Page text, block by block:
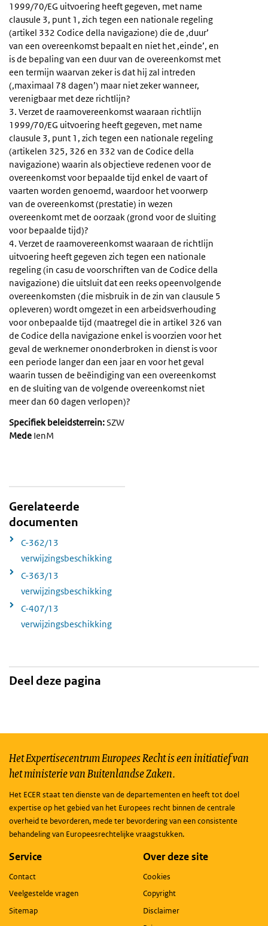
1999/70/EG uitvoering heeft gegeven, met name
clausule 3, punt 1, zich tegen een nationale regeling
(artikel 332 Codice della navigazione) die de ‚duur’
van een overeenkomst bepaalt en niet het ‚einde’, en
is de bepaling van een duur van de overeenkomst met
een termijn waarvan zeker is dat hij zal intreden
(‚maximaal 78 dagen’) maar niet zeker wanneer,
verenigbaar met deze richtlijn?
3. Verzet de raamovereenkomst waaraan richtlijn
1999/70/EG uitvoering heeft gegeven, met name
clausule 3, punt 1, zich tegen een nationale regeling
(artikelen 325, 326 en 332 van de Codice della
navigazione) waarin als objectieve redenen voor de
overeenkomst voor bepaalde tijd enkel de vaart of
vaarten worden genoemd, waardoor het voorwerp
van de overeenkomst (prestatie) in wezen
overeenkomt met de oorzaak (grond voor de sluiting
voor bepaalde tijd)?
4. Verzet de raamovereenkomst waaraan de richtlijn
uitvoering heeft gegeven zich tegen een nationale
regeling (in casu de voorschriften van de Codice della
navigazione) die uitsluit dat een reeks opeenvolgende
overeenkomsten (die misbruik in de zin van clausule 5
opleveren) wordt omgezet in een arbeidsverhouding
voor onbepaalde tijd (maatregel die in artikel 326 van
de Codice della navigazione enkel is voorzien voor het
geval de werknemer ononderbroken in dienst is voor
een periode langer dan een jaar en voor het geval
waarin tussen de beëindiging van een overeenkomst
en de sluiting van de volgende overeenkomst niet
meer dan 60 dagen verlopen)?
Specifiek beleidsterrein:SZW
Mede IenM
Gerelateerde
documenten
C-362/13
verwijzingsbeschikking
C-363/13
verwijzingsbeschikking
C-407/13
verwijzingsbeschikking
Deel deze pagina
Het Expertisecentrum Europees Recht is een initiatief van
het ministerie van Buitenlandse Zaken.
Het ECER staat ten dienste van de departementen en heeft tot doel
expertise op het gebied van het Europees recht binnen de centrale
overheid te bevorderen, mede ter bevordering van een consistente
behandeling van Europeesrechtelijke vraagstukken.
Service
Contact
Veelgestelde vragen
Sitemap
Over deze site
Cookies
Copyright
Disclaimer